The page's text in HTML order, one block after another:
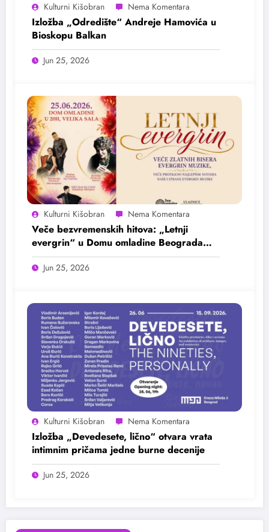
Kulturni Kišobran
Izložba „Odredište“ Andreje Hamovića u
Bioskopu Balkan
Jun 25, 2026
Kulturni Kišobran
Veče bezvremenskih hitova: „Letnji
evergrin“ u Domu omladine Beograda
25. juna
Jun 25, 2026
Kulturni Kišobran
Izložba „Devedesete, lično“ otvara vrata
intimnim pričama jedne burne decenije
Jun 25, 2026